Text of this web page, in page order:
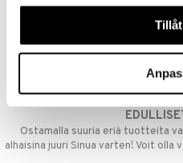
våra cookies vid fortsatt
Aina maksuton vaihtoehto,
tuotteen tai koko
NOPEAT
Ennen kello 13.00 tehdyt
Ostamalla suuria eriä tuotteita
alhaisina juuri Sinua varten! Voit